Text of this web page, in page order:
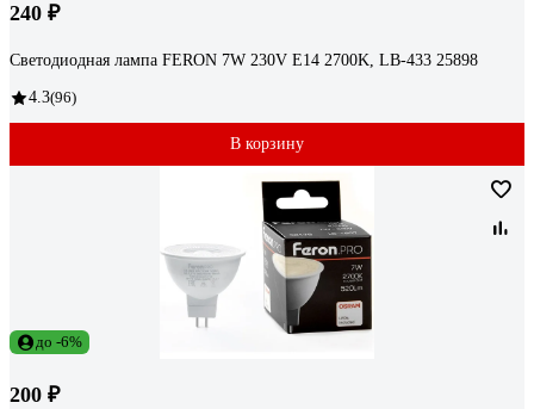
240 ₽
Светодиодная лампа FERON 7W 230V E14 2700K, LB-433 25898
4.3(96)
В корзину
до -6%
200 ₽